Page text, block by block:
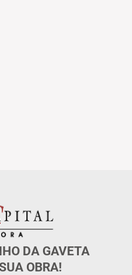
DA GAVETA
OBRA!